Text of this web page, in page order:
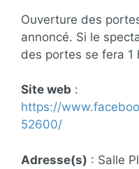
Ouverture des
annoncé. Si le
des portes se fera 1
Site web :
https://
52600/
Adresse(s) : Salle